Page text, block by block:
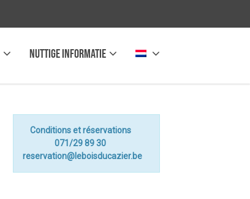
Nuttige informatie
Conditions et réservations
071/29 89 30
reservation@leboisducazier.be